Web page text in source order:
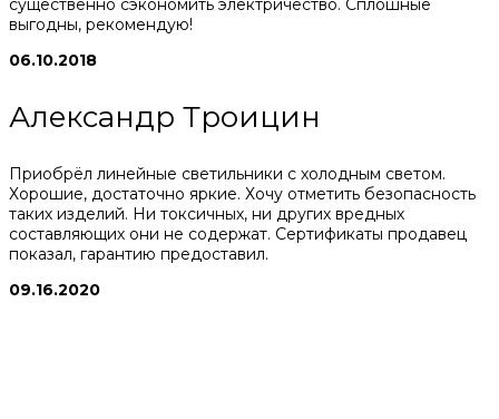
существенно сэкономить электричество. Сплошные
выгодны, рекомендую!
06.10.2018
Александр Троицин
Приобрёл линейные светильники с холодным светом.
Хорошие, достаточно яркие. Хочу отметить безопасность
таких изделий. Ни токсичных, ни других вредных
составляющих они не содержат. Сертификаты продавец
показал, гарантию предоставил.
09.16.2020